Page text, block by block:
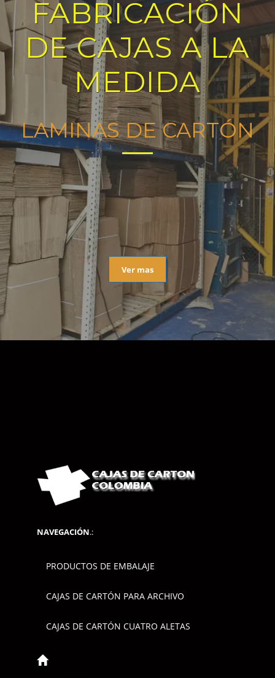
FABRICACIÓN
DE CAJAS A LA
MEDIDA
LAMINAS DE CARTÓN
Ver mas
NAVEGACIÓN.:
PRODUCTOS DE EMBALAJE
CAJAS DE CARTÓN PARA ARCHIVO
CAJAS DE CARTÓN CUATRO ALETAS